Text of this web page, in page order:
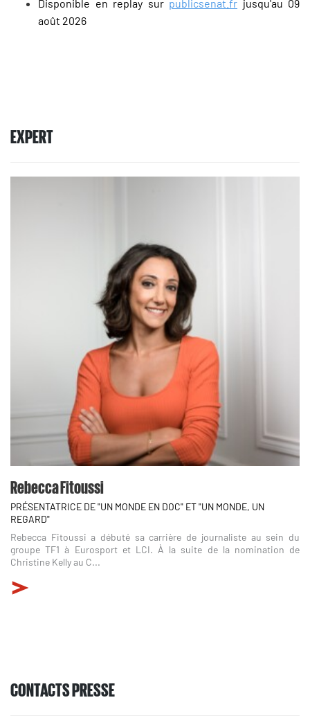
Disponible en replay sur publicsenat.fr jusqu'au 09
août 2026
EXPERT
Rebecca Fitoussi
PRÉSENTATRICE DE "UN MONDE EN DOC" ET "UN MONDE, UN
REGARD"
Rebecca Fitoussi a débuté sa carrière de journaliste au sein du
groupe TF1 à Eurosport et LCI. À la suite de la nomination de
Christine Kelly au C...
CONTACTS PRESSE